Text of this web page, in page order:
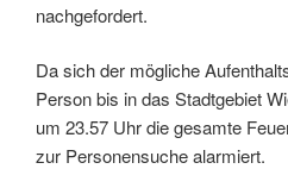
nachgefordert.
Da sich der mögliche
Person bis in das Stadtgebiet
um 23.57 Uhr die gesamte
zur Personensuche alarmiert.